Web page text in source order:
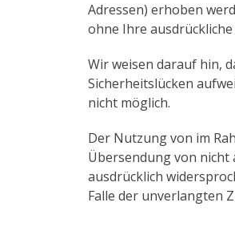
Adressen) erhoben
ohne Ihre
Wir weisen darauf hin,
Sicherheitslücken
nicht möglich.
Der Nutzung von im
Übersendung von
ausdrücklich
Falle der unverlangten